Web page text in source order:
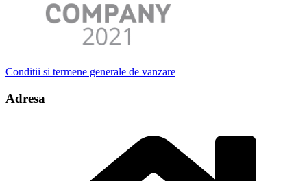
Conditii si termene generale de vanzare
Adresa